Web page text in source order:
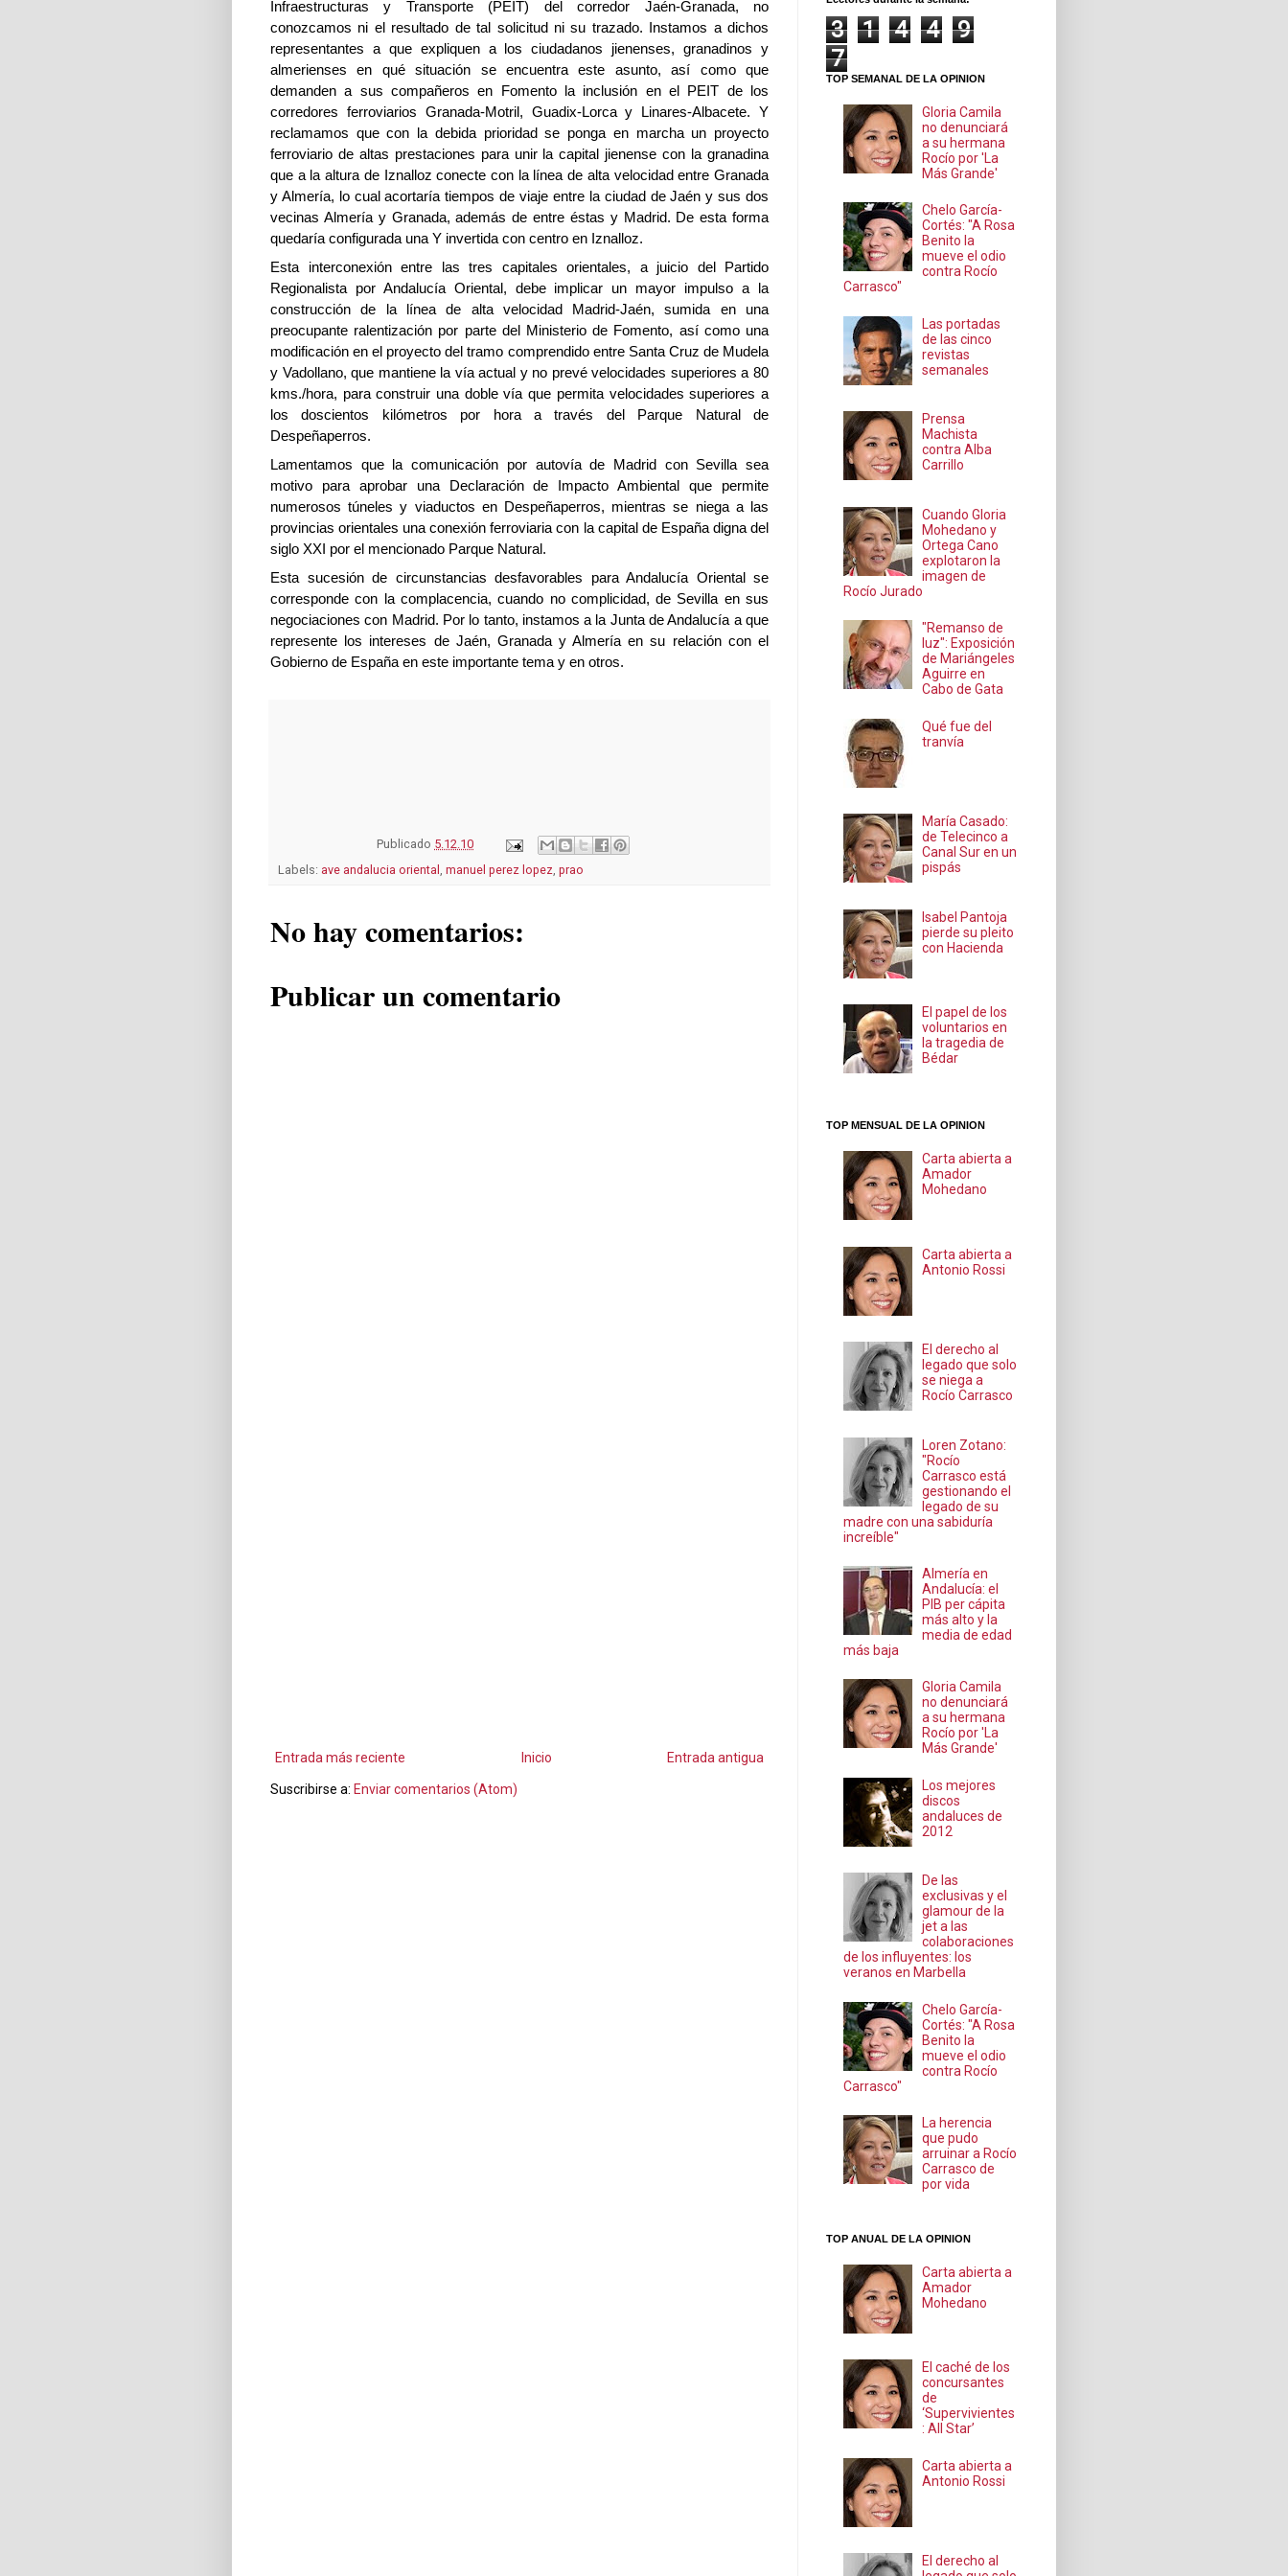
Infraestructuras y Transporte (PEIT) del corredor Jaén-Granada, no
conozcamos ni el resultado de tal solicitud ni su trazado. Instamos a dichos
representantes a que expliquen a los ciudadanos jienenses, granadinos y
almerienses en qué situación se encuentra este asunto, así como que
demanden a sus compañeros en Fomento la inclusión en el PEIT de los
corredores ferroviarios Granada-Motril, Guadix-Lorca y Linares-Albacete. Y
reclamamos que con la debida prioridad se ponga en marcha un proyecto
ferroviario de altas prestaciones para unir la capital jienense con la granadina
que a la altura de Iznalloz conecte con la línea de alta velocidad entre Granada
y Almería, lo cual acortaría tiempos de viaje entre la ciudad de Jaén y sus dos
vecinas Almería y Granada, además de entre éstas y Madrid. De esta forma
quedaría configurada una Y invertida con centro en Iznalloz.
Esta interconexión entre las tres capitales orientales, a juicio del Partido
Regionalista por Andalucía Oriental, debe implicar un mayor impulso a la
construcción de la línea de alta velocidad Madrid-Jaén, sumida en una
preocupante ralentización por parte del Ministerio de Fomento, así como una
modificación en el proyecto del tramo comprendido entre Santa Cruz de Mudela
y Vadollano, que mantiene la vía actual y no prevé velocidades superiores a 80
kms./hora, para construir una doble vía que permita velocidades superiores a
los doscientos kilómetros por hora a través del Parque Natural de
Despeñaperros.
Lamentamos que la comunicación por autovía de Madrid con Sevilla sea
motivo para aprobar una Declaración de Impacto Ambiental que permite
numerosos túneles y viaductos en Despeñaperros, mientras se niega a las
provincias orientales una conexión ferroviaria con la capital de España digna del
siglo XXI por el mencionado Parque Natural.
Esta sucesión de circunstancias desfavorables para Andalucía Oriental se
corresponde con la complacencia, cuando no complicidad, de Sevilla en sus
negociaciones con Madrid. Por lo tanto, instamos a la Juntade Andalucía a que
represente los intereses de Jaén, Granada y Almería en su relación con el
Gobierno de España en este importante tema y en otros.
Publicado 5.12.10
Labels: ave andalucia oriental , manuel perez lopez, prao
No hay comentarios:
Publicar un comentario
Entrada más reciente Entrada antigua
Inicio
Suscribirse a: Enviar comentarios (Atom)
3 1 4 4
9
7
TOP SEMANAL DE LA OPINION
Gloria Camila
no denunciará
a su hermana
Rocío por 'La
Más Grande'
Chelo García-
Cortés: "A Rosa
Benito la
mueve el odio
contra Rocío
Carrasco"
Las portadas
de las cinco
revistas
semanales
Prensa
Machista
contra Alba
Carrillo
Cuando Gloria
Mohedano y
Ortega Cano
explotaron la
imagen de
Rocío Jurado
"Remanso de
luz": Exposición
de Mariángeles
Aguirre en
Cabo de Gata
Qué fue del
tranvía
María Casado:
de Telecinco a
Canal Sur en un
pispás
Isabel Pantoja
pierde su pleito
con Hacienda
El papel de los
voluntarios en
la tragedia de
Bédar
TOP MENSUAL DE LA OPINION
Carta abierta a
Amador
Mohedano
Carta abierta a
Antonio Rossi
El derecho al
legado que solo
se niega a
Rocío Carrasco
Loren Zotano:
"Rocío
Carrasco está
gestionando el
legado de su
madre con una sabiduría
increíble"
Almería en
Andalucía: el
PIB per cápita
más alto y la
media de edad
más baja
Gloria Camila
no denunciará
a su hermana
Rocío por 'La
Más Grande'
Los mejores
discos
andaluces de
2012
De las
exclusivas y el
glamour de la
jet a las
colaboraciones
de los influyentes: los
veranos en Marbella
Chelo García-
Cortés: "A Rosa
Benito la
mueve el odio
contra Rocío
Carrasco"
La herencia
que pudo
arruinar a Rocío
Carrasco de
por vida
TOP ANUAL DE LA OPINION
Carta abierta a
Amador
Mohedano
El caché de los
concursantes
de
‘Supervivientes
: All Star’
Carta abierta a
Antonio Rossi
El derecho al